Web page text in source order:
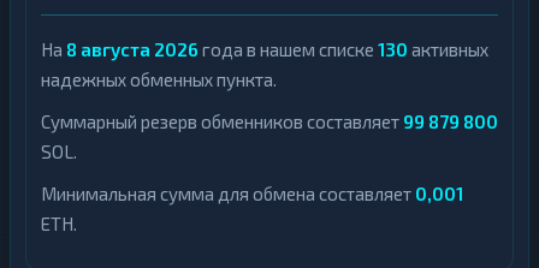
На 8 августа 2026 года в нашем списке 130 активных
надежных обменных пункта.
Суммарный резерв обменников составляет 99 879 800
SOL.
Минимальная сумма для обмена составляет 0,001
ETH.